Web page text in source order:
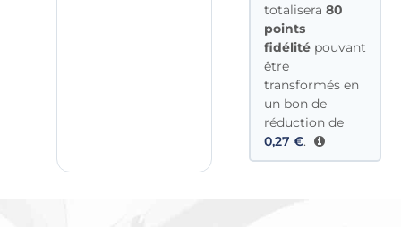
totalisera 80
points
fidélitépouvant
être
transformés en
un bon de
réduction de
0,27 €.